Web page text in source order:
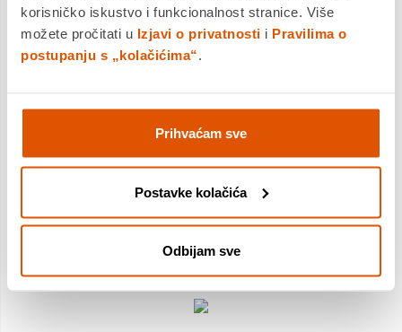
korisničko iskustvo i funkcionalnost stranice. Više
možete pročitati u Izjavi o privatnosti i Pravilima o
postupanju s „kolačićima“.
Prihvaćam sve
Postavke kolačića
Odbijam sve
Bridgestone Turanza All Season 6:
• Izvanredne performanse kod kočenja tijekom svih
• Vrhunska kilometraža
ENLITEN
je paket vrhunskih tehnologija koji jamči maksimalnu
sigurnost, iznimne performanse i održivost, dok osigurava da
su Bridgestone gume spremne za izazove mobilnosti